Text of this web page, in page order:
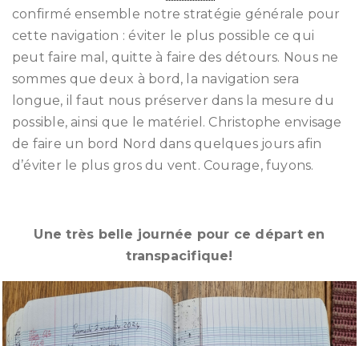
confirmé ensemble notre stratégie générale pour
cette navigation : éviter le plus possible ce qui
peut faire mal, quitte à faire des détours. Nous ne
sommes que deux à bord, la navigation sera
longue, il faut nous préserver dans la mesure du
possible, ainsi que le matériel. Christophe envisage
de faire un bord Nord dans quelques jours afin
d’éviter le plus gros du vent. Courage, fuyons.
Une très belle journée pour ce départ en
transpacifique!